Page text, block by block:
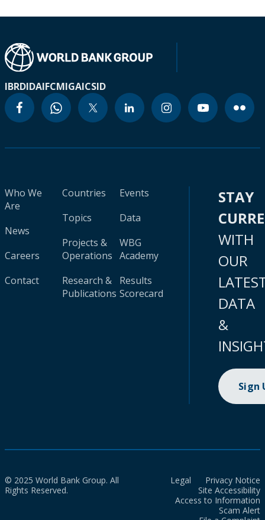
IBRDIDAIFCMIGAICSID
Who We
Are
News
Careers
Contact
Countries
Topics
Projects &
Operations
Research &
Publications
Events
Data
WBG
Academy
Results
Scorecard
STAY
WITH
OUR
DATA
&
Sign
© 2025 World Bank Group. All
Rights Reserved.
Legal
Privacy Notice
Site Accessibility
Access to Information
Scam Alert